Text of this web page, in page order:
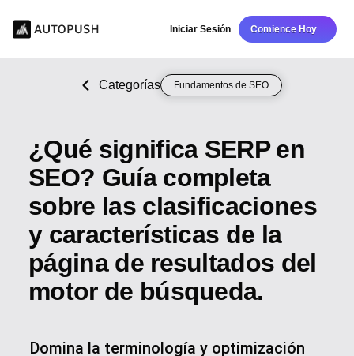
Iniciar Sesión Comience Hoy
Categorías Fundamentos de SEO
¿Qué significa SERP en
SEO? Guía completa
sobre las clasificaciones
y características de la
página de resultados del
motor de búsqueda.
Domina la terminología y optimización